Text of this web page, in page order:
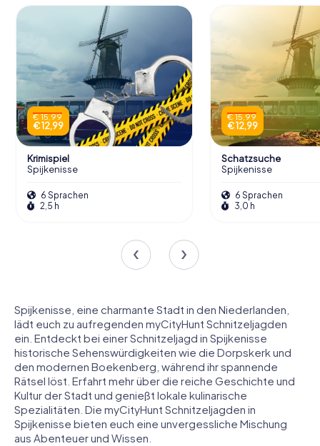
€ 15,99
€ 12,99
Krimispiel
Spijkenisse
6 Sprachen
2,5 h
€ 15,99
€ 12,99
Schatzsuche
Spijkenisse
6 Sprachen
3,0 h
Spijkenisse, eine charmante Stadt in den Niederlanden,
lädt euch zu aufregenden myCityHunt Schnitzeljagden
ein. Entdeckt bei einer Schnitzeljagd in Spijkenisse
historische Sehenswürdigkeiten wie die Dorpskerk und
den modernen Boekenberg, während ihr spannende
Rätsel löst. Erfahrt mehr über die reiche Geschichte und
Kultur der Stadt und genießt lokale kulinarische
Spezialitäten. Die myCityHunt Schnitzeljagden in
Spijkenisse bieten euch eine unvergessliche Mischung
aus Abenteuer und Wissen.